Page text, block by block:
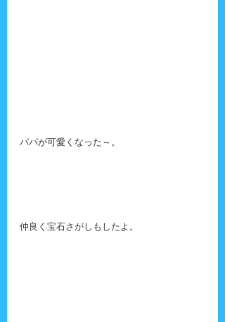
パパが可愛くなった～。
仲良く宝石さがしもしたよ。